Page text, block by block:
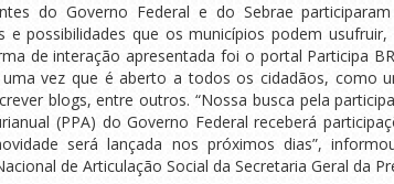
do Governo Federal e do Sebrae
e possibilidades que os municípios podem
de interação apresentada foi o portal Participa
uma vez que é aberto a todos os cidadãos, como
blogs, entre outros. “Nossa busca pela
(PPA) do Governo Federal receberá
será lançada nos próximos dias”,
de Articulação Social da Secretaria Geral da